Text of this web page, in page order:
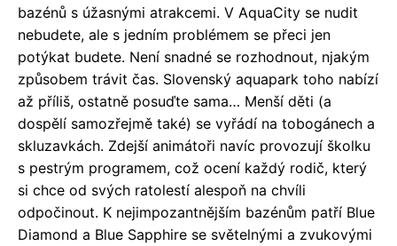
bazénů s úžasnými atrakcemi. V AquaCity se nudit
nebudete, ale s jedním problémem se přeci jen
potýkat budete. Není snadné se rozhodnout, njakým
způsobem trávit čas. Slovenský aquapark toho nabízí
až příliš, ostatně posuďte sama… Menší děti (a
dospělí samozřejmě také) se vyřádí na tobogánech a
skluzavkách. Zdejší animátoři navíc provozují školku
s pestrým programem, což ocení každý rodič, který
si chce od svých ratolestí alespoň na chvíli
odpočinout. K nejimpozantnějším bazénům patří Blue
Diamond a Blue Sapphire se světelnými a zvukovými